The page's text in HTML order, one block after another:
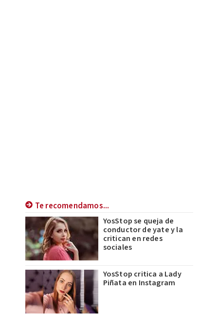
Te recomendamos...
YosStop se queja de
conductor de yate y la
critican en redes
sociales
YosStop critica a Lady
Piñata en Instagram